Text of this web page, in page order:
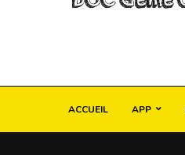
ACCUEIL APP